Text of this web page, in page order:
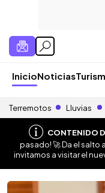
InicioNoticias
Terremotos Lluvias
CONTENIDO
pasado! 🚀 Da el salto
invitamos a visitar el